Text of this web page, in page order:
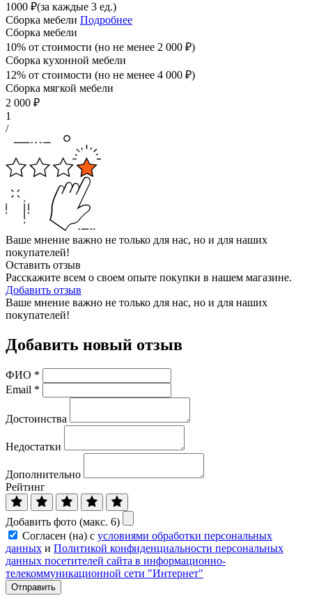
1000 ₽(за каждые 3 ед.)
Сборка мебели Подробнее
Сборка мебели
10% от стоимости (но не менее 2 000 ₽)
Сборка кухонной мебели
12% от стоимости (но не менее 4 000 ₽)
Сборка мягкой мебели
2 000 ₽
1
/
Ваше мнение важно не только для нас, но и для наших
покупателей!
Оставить отзыв
Расскажите всем о своем опыте покупки в нашем магазине.
Добавить отзыв
Ваше мнение важно не только для нас, но и для наших
покупателей!
Добавить новый отзыв
ФИО *
Email *
Достоинства
Недостатки
Дополнительно
Рейтинг
Добавить фото (макс. 6)
Согласен (на) с условиями обработки персональных
данных и Политикой конфиденциальности персональных
данных посетителей сайта в информационно-
телекоммуникационной сети "Интернет"
Отправить